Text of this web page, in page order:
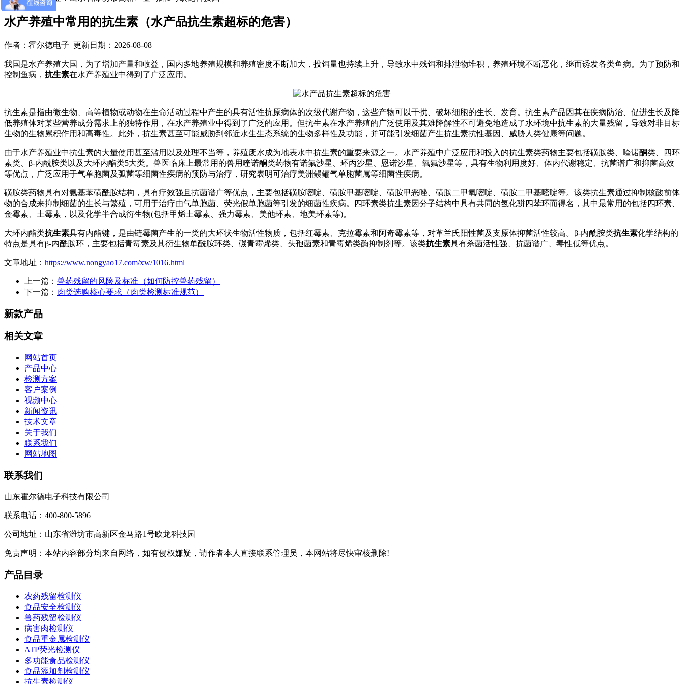
水产养殖中常用的抗生素（水产品抗生素超标的危害）
作者：霍尔德电子 更新日期：2026-08-08
我国是水产养殖大国，为了增加产量和收益，国内多地养殖规模和养殖密度不断加大，投饵量也持续上升，导致水中残饵和排泄物堆积，养殖环境不断恶化，继而诱发各类鱼病。为了预防和
控制鱼病， 抗生素在水产养殖业中得到了广泛应用。
抗生素是指由微生物、高等植物或动物在生命活动过程中产生的具有活性抗原病体的次级代谢产物，这些产物可以干扰、破坏细胞的生长、发育。抗生素产品因其在疾病防治、促进生长及降
低养殖体对某些营养成分需求上的独特作用，在水产养殖业中得到了广泛的应用。但抗生素在水产养殖的广泛使用及其难降解性不可避免地造成了水环境中抗生素的大量残留，导致对非目标
生物的生物累积作用和高毒性。此外，抗生素甚至可能威胁到邻近水生生态系统的生物多样性及功能，并可能引发细菌产生抗生素抗性基因、威胁人类健康等问题。
由于水产养殖业中抗生素的大量使用甚至滥用以及处理不当等，养殖废水成为地表水中抗生素的重要来源之一。水产养殖中广泛应用和投入的抗生素类药物主要包括磺胺类、喹诺酮类、四环
素类、β-内酰胺类以及大环内酯类5大类。兽医临床上最常用的兽用喹诺酮类药物有诺氟沙星、环丙沙星、恩诺沙星、氧氟沙星等，具有生物利用度好、体内代谢稳定、抗菌谱广和抑菌高效
等优点，广泛应用于气单胞菌及弧菌等细菌性疾病的预防与治疗，研究表明可治疗美洲鳗鲡气单胞菌属等细菌性疾病。
磺胺类药物具有对氨基苯磺酰胺结构，具有疗效强且抗菌谱广等优点，主要包括磺胺嘧啶、磺胺甲基嘧啶、磺胺甲恶唑、磺胺二甲氧嘧啶、磺胺二甲基嘧啶等。该类抗生素通过抑制核酸前体
物的合成来抑制细菌的生长与繁殖，可用于治疗由气单胞菌、荧光假单胞菌等引发的细菌性疾病。四环素类抗生素因分子结构中具有共同的氢化骈四苯环而得名，其中最常用的包括四环素、
金霉素、土霉素，以及化学半合成衍生物(包括甲烯土霉素、强力霉素、美他环素、地美环素等)。
大环内酯类抗生素具有内酯键，是由链霉菌产生的一类的大环状生物活性物质，包括红霉素、克拉霉素和阿奇霉素等，对革兰氏阳性菌及支原体抑菌活性较高。β-内酰胺类抗生素化学结构的
特点是具有β-内酰胺环，主要包括青霉素及其衍生物单酰胺环类、碳青霉烯类、头孢菌素和青霉烯类酶抑制剂等。该类抗生素具有杀菌活性强、抗菌谱广、毒性低等优点。
文章地址： https://www.nongyao17.com/xw/1016.html
上一篇： 兽药残留的风险及标准（如何防控兽药残留）
下一篇： 肉类选购核心要求（肉类检测标准规范）
新款产品
相关文章
网站首页
产品中心
检测方案
客户案例
视频中心
新闻资讯
技术文章
关于我们
联系我们
网站地图
联系我们
山东霍尔德电子科技有限公司
联系电话：400-800-5896
公司地址：山东省潍坊市高新区金马路1号欧龙科技园
免责声明：本站内容部分均来自网络，如有侵权嫌疑，请作者本人直接联系管理员，本网站将尽快审核删除!
产品目录
农药残留检测仪
食品安全检测仪
兽药残留检测仪
病害肉检测仪
食品重金属检测仪
ATP荧光检测仪
多功能食品检测仪
食品添加剂检测仪
抗生素检测仪